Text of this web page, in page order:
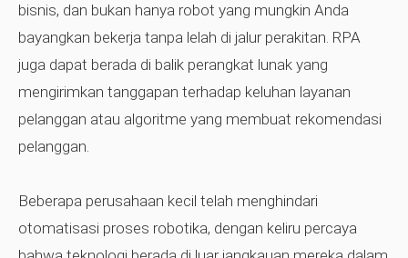
bisnis, dan bukan hanya robot yang mungkin Anda
bayangkan bekerja tanpa lelah di jalur perakitan. RPA
juga dapat berada di balik perangkat lunak yang
mengirimkan tanggapan terhadap keluhan layanan
pelanggan atau algoritme yang membuat rekomendasi
pelanggan.
Beberapa perusahaan kecil telah menghindari
otomatisasi proses robotika, dengan keliru percaya